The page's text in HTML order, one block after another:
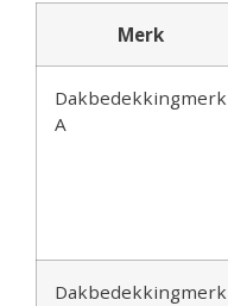
Merk
Dakbedekkingmerk
A
Dakbedekkingmerk